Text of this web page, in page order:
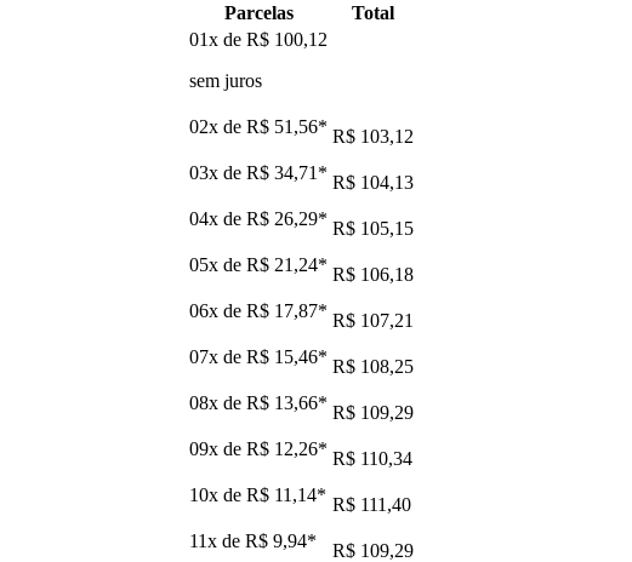
Parcelas
Total
01x de R$ 100,12
sem juros
02x de R$ 51,56* R$ 103,12
03x de R$ 34,71 * R$ 104,13
04x de R$ 26,29* R$ 105,15
05x de R$ 21,24* R$ 106,18
06x de R$ 17,87* R$ 107,21
07x de R$ 15,46* R$ 108,25
08x de R$ 13,66* R$ 109,29
09x de R$ 12,26* R$ 110,34
10x de R$ 11,14* R$ 111,40
11x de R$ 9,94*
R$ 109,29